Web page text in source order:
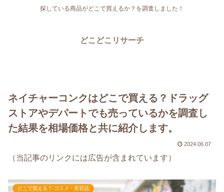
探している商品がどこで買えるか？を調査しました！
どこどこリサーチ
ネイチャーコンクはどこで買える？ドラッグ
ストアやデパートでも売っているかを調査し
た結果を相場価格と共に紹介します。
2024.06.07
（当記事のリンクには広告が含まれています）
どこで買える？-コスメ・美容品